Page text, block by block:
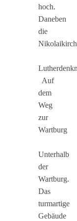
hoch.
Daneben
die
Auf
dem
Weg
zur
Wartburg
Unterhalb
der
Wartburg.
Das
turmartige
Gebäude